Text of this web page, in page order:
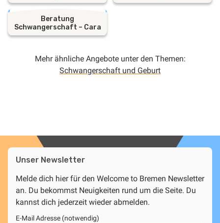
Beratung
Schwangerschaft – Cara
Mehr ähnliche Angebote unter den Themen:
Schwangerschaft und Geburt
Unser Newsletter
Melde dich hier für den Welcome to Bremen Newsletter
an. Du bekommst Neuigkeiten rund um die Seite. Du
kannst dich jederzeit wieder abmelden.
E-Mail Adresse (notwendig)